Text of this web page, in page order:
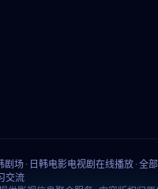
场 · 日韩电影电视剧在线播放 · 全
交流